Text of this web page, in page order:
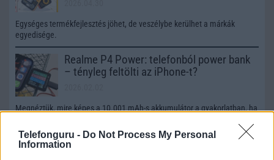
Telefonguru - Do Not Process My Personal
Information
Egységes termékfejlesztés jöhet, de veszélybe kerülhet a márkák
egyedisége.
Realme P4 Power: telefonból power bank
– tényleg feltölti az iPhone-t?
Megnéztük, mire képes a 10.001 mAh-s akkumulátor a gyakorlatban, ha
Megérkezett a Realme UI 7.0: üvegszerű